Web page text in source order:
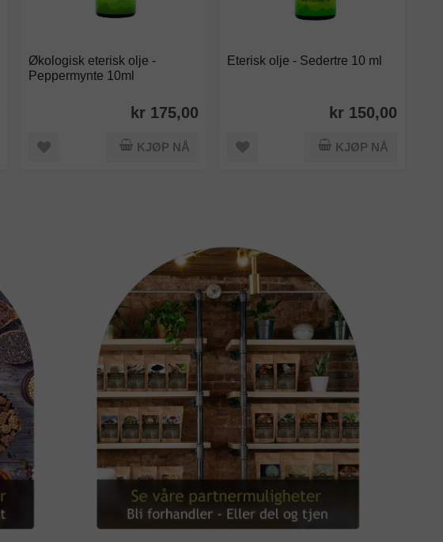
Økologisk eterisk olje -
Peppermynte 10ml
kr 175,00
KJØP NÅ
Eterisk olje - Sedertre 10 ml
kr 150,00
KJØP NÅ